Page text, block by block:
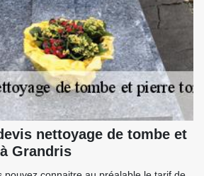
nettoyage de tombe et
Grandris